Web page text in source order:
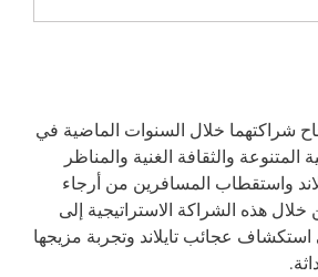
شراكتهما خلال السنوات الماضية في
المتنوعة والثقافة الغنية والمناظر
واستقطاب المسافرين من أرجاء
هذه الشراكة الاستراتيجية إلى
عجائب تايلاند وتجربة مزيجها